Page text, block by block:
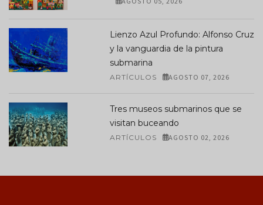
Lienzo Azul Profundo: Alfonso Cruz
y la vanguardia de la pintura
submarina
ARTÍCULOS AGOSTO 07, 2026
Tres museos submarinos que se
visitan buceando
ARTÍCULOS AGOSTO 02, 2026